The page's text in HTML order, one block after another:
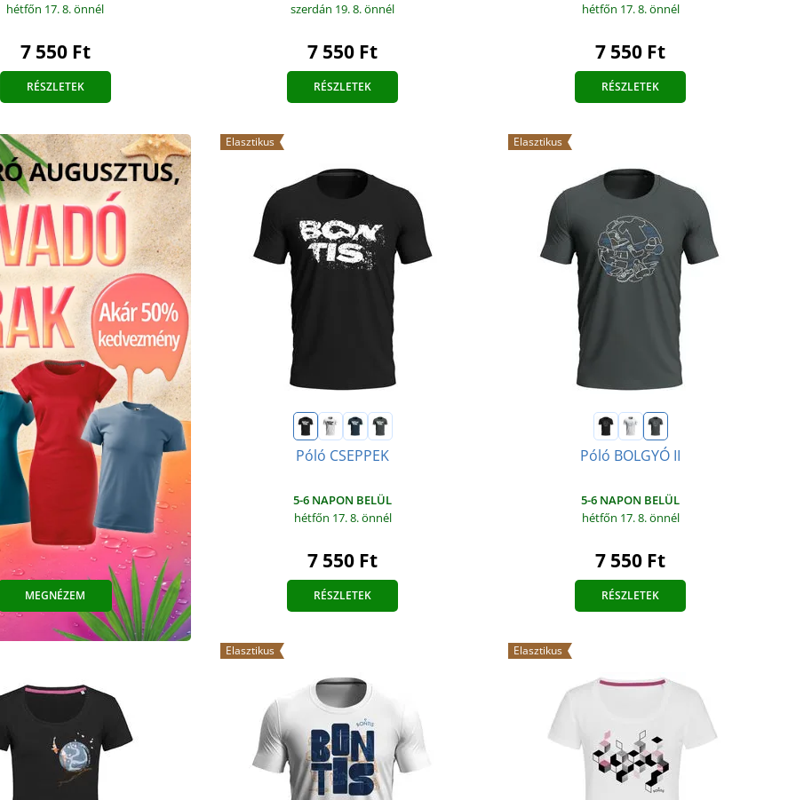
hétfőn 17. 8.önnél
7 550 Ft
RÉSZLETEK
szerdán 19. 8.önnél
7 550 Ft
RÉSZLETEK
hétfőn 17. 8.önnél
7 550 Ft
RÉSZLETEK
MEGNÉZEM
Elasztikus
Póló CSEPPEK
5-6 NAPON BELÜL
hétfőn 17. 8.önnél
7 550 Ft
RÉSZLETEK
Elasztikus
Póló BOLGYÓ II
5-6 NAPON BELÜL
hétfőn 17. 8.önnél
7 550 Ft
RÉSZLETEK
Elasztikus Elasztikus